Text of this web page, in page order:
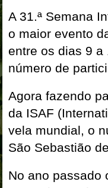
A 31.ª Semana
o maior evento
entre os dias 9 a
número de
Agora fazendo
da ISAF
vela mundial, o
São Sebastião
No ano passado